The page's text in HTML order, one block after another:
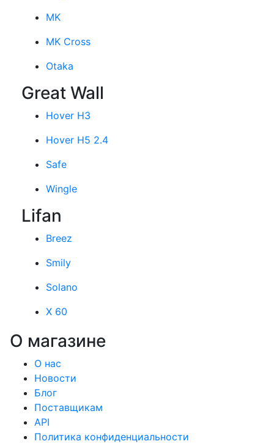
MK
MK Cross
Otaka
Great Wall
Hover H3
Hover H5 2.4
Safe
Wingle
Lifan
Breez
Smily
Solano
X 60
О магазине
О нас
Новости
Блог
Поставщикам
API
Политика конфиденциальности